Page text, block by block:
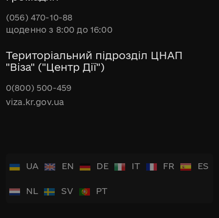
(056) 470-10-88
щоденно з 8:00 до 16:00
Територіальний підрозділ ЦНАП
"Віза" ("Центр Дії")
0(800) 500-459
viza.kr.gov.ua
UA EN DE IT FR ES
NL SV PT